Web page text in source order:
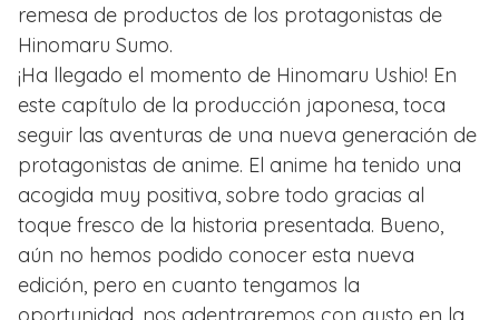
remesa de productos de los protagonistas de
Hinomaru Sumo.
¡Ha llegado el momento de Hinomaru Ushio! En
este capítulo de la producción japonesa, toca
seguir las aventuras de una nueva generación de
protagonistas de anime. El anime ha tenido una
acogida muy positiva, sobre todo gracias al
toque fresco de la historia presentada. Bueno,
aún no hemos podido conocer esta nueva
edición, pero en cuanto tengamos la
oportunidad, nos adentraremos con gusto en la